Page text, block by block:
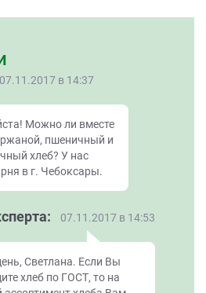
07.11.2017 в 14:37
Можно ли вместе
пшеничный и
хлеб? У нас
в г. Чебоксары.
07.11.2017 в 14:53
Светлана. Если Вы
хлеб по ГОСТ, то на